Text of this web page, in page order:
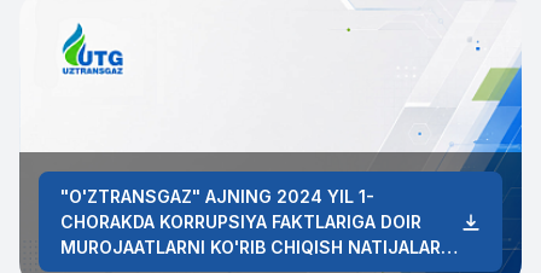
"O'ZTRANSGAZ" AJNING 2024 YIL 1-
CHORAKDA KORRUPSIYA FAKTLARIGA DOIR
MUROJAATLARNI KO'RIB CHIQISH NATIJALARI